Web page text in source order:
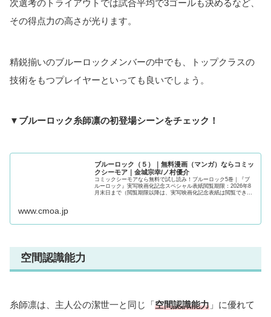
次選考のトライアウトでは試合平均で3ゴールも決めるなど、
その得点力の高さが光ります。
精鋭揃いのブルーロックメンバーの中でも、トップクラスの
技術をもつプレイヤーといっても良いでしょう。
▼ブルーロック糸師凛の初登場シーンをチェック！
ブルーロック（５）｜無料漫画（マンガ）ならコミッ
クシーモア｜金城宗幸/ノ村優介
コミックシーモアなら無料で試し読み！ブルーロック5巻｜『ブ
ルーロック』実写映画化記念スペシャル表紙閲覧期限：2026年8
月末日まで（閲覧期限以降は、実写映画化記念表紙は閲覧できな
www.cmoa.jp
空間認識能力
糸師凛は、主人公の潔世一と同じ「空間認識能力 」に優れて